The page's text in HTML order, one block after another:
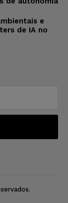
e
de IA no